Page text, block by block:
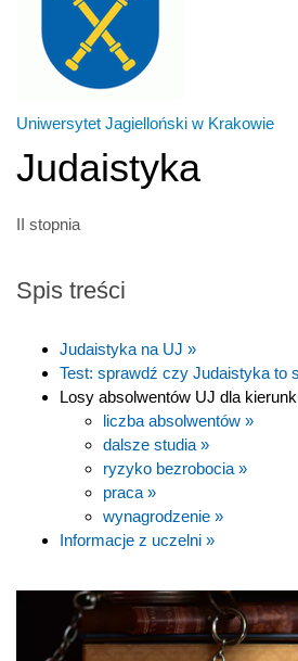
Uniwersytet Jagielloński w Krakowie
Judaistyka
II stopnia
Spis treści
Judaistyka na UJ »
Test: sprawdź czy Judaistyka to
Losy absolwentów UJ dla
liczba absolwentów »
dalsze studia »
ryzyko bezrobocia »
praca »
wynagrodzenie »
Informacje z uczelni »